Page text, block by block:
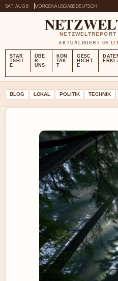
SAT, AUG 8 MORGENAUSGABEDEUTSCH
AKTUALISIERT 09:17
STAR
TSEIT
E
ÜBE
R
UNS
KON
TAK
T
GESC
HICHT
E
BLOG LOKAL POLITIK TECHNIK